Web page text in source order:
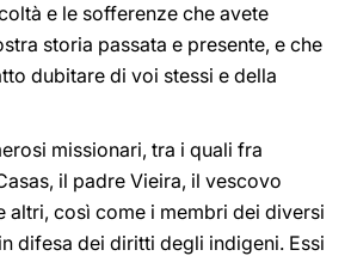
e le sofferenze che avete
storia passata e presente, e che
dubitare di voi stessi e della
missionari, tra i quali fra
il padre Vieira, il vescovo
altri, così come i membri dei diversi
difesa dei diritti degli indigeni. Essi